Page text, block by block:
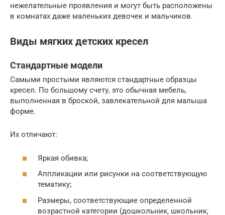
нежелательные проявления и могут быть расположены
в комнатах даже маленьких девочек и мальчиков.
Виды мягких детских кресел
Стандартные модели
Самыми простыми являются стандартные образцы
кресел. По большому счету, это обычная мебель,
выполненная в броской, завлекательной для малыша
форме.
Их отличают:
Яркая обивка;
Аппликации или рисунки на соответствующую
тематику;
Размеры, соответствующие определенной
возрастной категории (дошкольник, школьник,